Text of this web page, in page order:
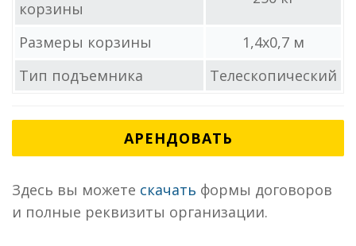
корзины
Размеры корзины
1,4x0,7 м
Тип подъемника
Телескопический
АРЕНДОВАТЬ
Здесь вы можете скачать формы договоров
и полные реквизиты организации.